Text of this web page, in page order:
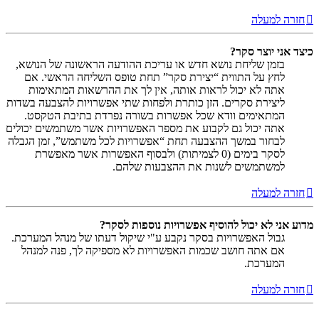
חזרה למעלה
כיצד אני יוצר סקר?
בזמן שליחת נושא חדש או עריכת ההודעה הראשונה של הנושא,
לחץ על התווית “יצירת סקר” תחת טופס השליחה הראשי. אם
אתה לא יכול לראות אותה, אין לך את ההרשאות המתאימות
ליצירת סקרים. הזן כותרת ולפחות שתי אפשרויות להצבעה בשדות
המתאימים וודא שכל אפשרות בשורה נפרדת בתיבת הטקסט.
אתה יכול גם לקבוע את מספר האפשרויות אשר משתמשים יכולים
לבחור במשך ההצבעה תחת “אפשרויות לכל משתמש”, זמן הגבלה
לסקר בימים (0 לצמיתות) ולבסוף האפשרות אשר מאפשרת
למשתמשים לשנות את ההצבעות שלהם.
חזרה למעלה
מדוע אני לא יכול להוסיף אפשרויות נוספות לסקר?
גבול האפשרויות בסקר נקבע ע"י שיקול דעתו של מנהל המערכת.
אם אתה חושב שכמות האפשרויות לא מספיקה לך, פנה למנהל
המערכת.
חזרה למעלה